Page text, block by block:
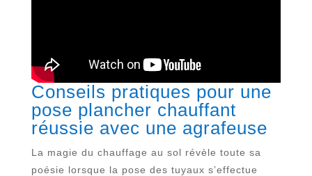
Conseils pratiques pour une
pose plancher chauffant
réussie avec une agrafeuse
La magie du chauffage au sol révèle toute sa
poésie lorsque la pose des tuyaux s’effectue